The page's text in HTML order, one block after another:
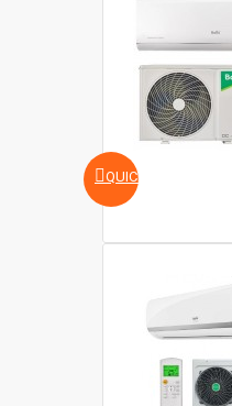
QUICKVIEW